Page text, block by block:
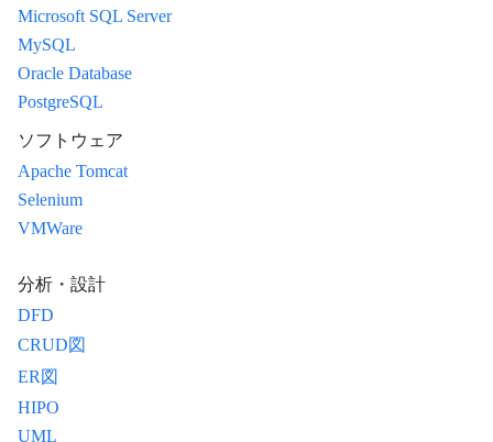
Microsoft SQL Server
MySQL
Oracle Database
PostgreSQL
ソフトウェア
Apache Tomcat
Selenium
VMWare
分析・設計
DFD
CRUD図
ER図
HIPO
UML